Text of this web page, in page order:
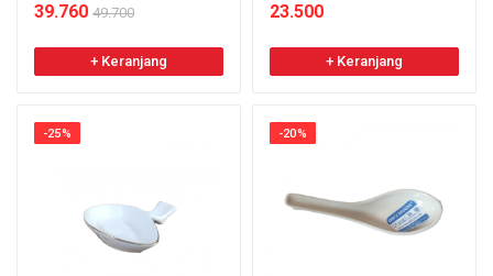
39.760 49.700
+ Keranjang
23.500
+ Keranjang
-25% -20%